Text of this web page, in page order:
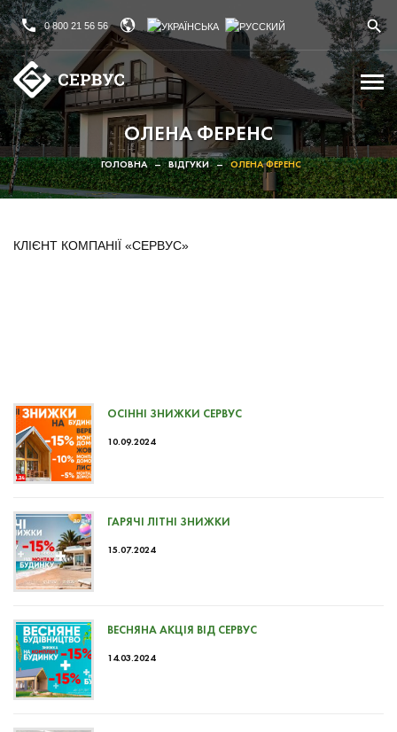
0 800 21 56 56
ОЛЕНА ФЕРЕНС
ГОЛОВНА – ВІДГУКИ – ОЛЕНА ФЕРЕНС
КЛІЄНТ КОМПАНІЇ «СЕРВУС»
ОСІННІ ЗНИЖКИ СЕРВУС
10.09.2024
ГАРЯЧІ ЛІТНІ ЗНИЖКИ
15.07.2024
ВЕСНЯНА АКЦІЯ ВІД СЕРВУС
14.03.2024